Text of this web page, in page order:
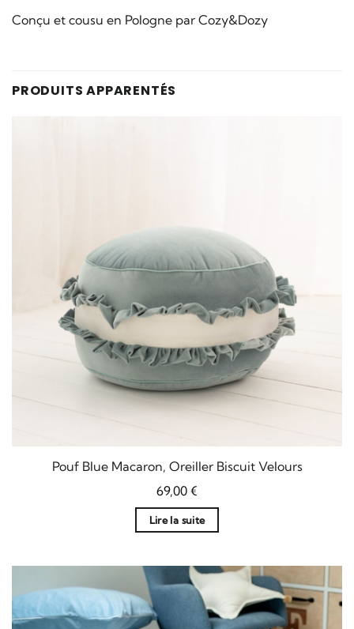
Conçu et cousu en Pologne par Cozy&Dozy
PRODUITS APPARENTÉS
Pouf Blue Macaron, Oreiller Biscuit Velours
69,00 €
Lire la suite